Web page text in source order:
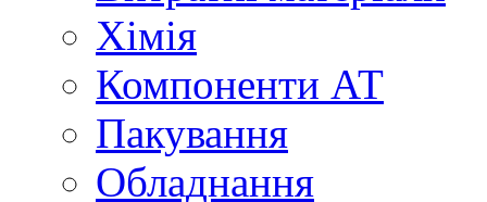
Хімія
Компоненти АТ
Пакування
Обладнання